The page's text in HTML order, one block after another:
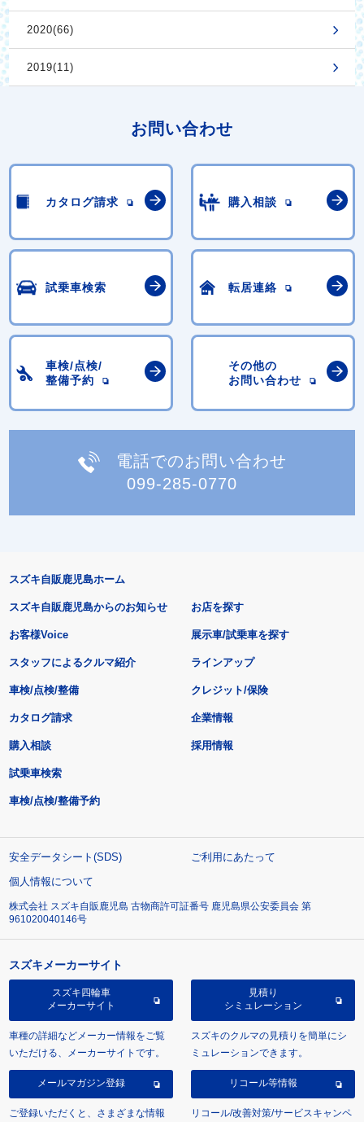
2020(66)
2019(11)
お問い合わせ
カタログ請求 購入相談
試乗車検索 転居連絡
車検/点検/
整備予約
その他の
お問い合わせ
電話でのお問い合わせ
099-285-0770
スズキ自販鹿児島ホーム
スズキ自販鹿児島からのお知らせ
お客様Voice
スタッフによるクルマ紹介
お店を探す
展示車/試乗車を探す
ラインアップ
車検/点検/整備 クレジット/保険
カタログ請求
購入相談
試乗車検索
車検/点検/整備予約
企業情報
採用情報
安全データシート(SDS)
ご利用にあたって
個人情報について
株式会社 スズキ自販鹿児島 古物商許可証番号 鹿児島県公安委員会 第
961020040146号
スズキメーカーサイト
スズキ四輪車
メーカーサイト
車種の詳細などメーカー情報をご覧
いただける、メーカーサイトです。
見積り
シミュレーション
スズキのクルマの見積りを簡単にシ
ミュレーションできます。
メールマガジン登録
ご登録いただくと、さまざまな情報
リコール等情報
リコール/改善対策/サービスキャンペ